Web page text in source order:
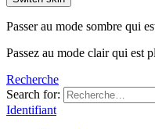
Passer au mode sombre qui
Passez au mode clair qui est
Recherche
Search for:
Identifiant